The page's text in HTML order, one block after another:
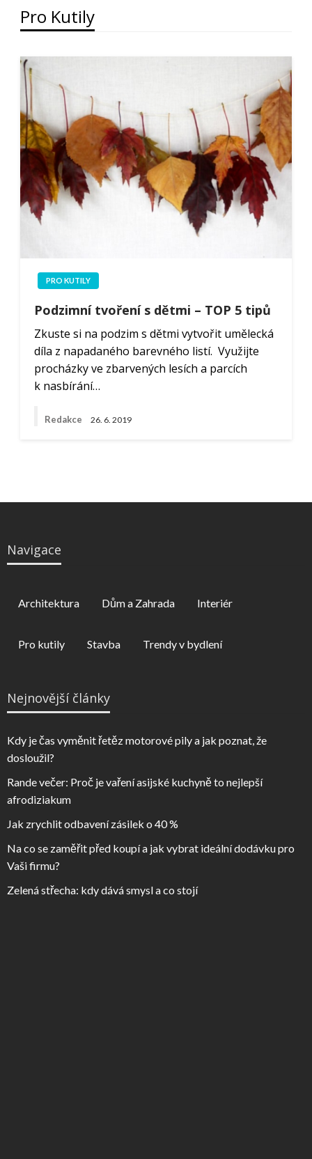
Pro Kutily
PRO KUTILY
Podzimní tvoření s dětmi – TOP 5 tipů
Zkuste si na podzim s dětmi vytvořit umělecká
díla z napadaného barevného listí. Využijte
procházky ve zbarvených lesích a parcích
k nasbírání…
Redakce 26. 6. 2019
Navigace
Architektura Dům a Zahrada Interiér
Pro kutily Stavba Trendy v bydlení
Nejnovější články
Kdy je čas vyměnit řetěz motorové pily a jak poznat, že
dosloužil?
Rande večer: Proč je vaření asijské kuchyně to nejlepší
afrodiziakum
Jak zrychlit odbavení zásilek o 40 %
Na co se zaměřit před koupí a jak vybrat ideální dodávku pro
Vaši firmu?
Zelená střecha: kdy dává smysl a co stojí